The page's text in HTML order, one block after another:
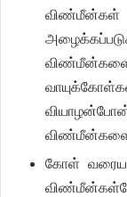
கோள்